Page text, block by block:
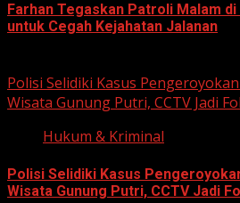
Farhan Tegaskan Patroli Malam
untuk Cegah Kejahatan Jalanan
Polisi Selidiki Kasus
Wisata Gunung Putri, CCTV Jadi
Hukum & Kriminal
Polisi Selidiki Kasus
Wisata Gunung Putri, CCTV Jadi